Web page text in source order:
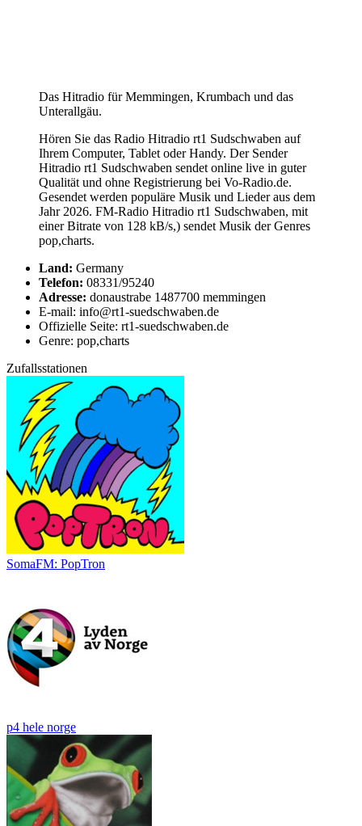
Das Hitradio für Memmingen, Krumbach und das
Unterallgäu.
Hören Sie das Radio Hitradio rt1 Sudschwaben auf
Ihrem Computer, Tablet oder Handy. Der Sender
Hitradio rt1 Sudschwaben sendet online live in guter
Qualität und ohne Registrierung bei Vo-Radio.de.
Gesendet werden populäre Musik und Lieder aus dem
Jahr 2026. FM-Radio Hitradio rt1 Sudschwaben, mit
einer Bitrate von 128 kB/s,) sendet Musik der Genres
pop,charts.
Land: Germany
Telefon: 08331/95240
Adresse: donaustrabe 1487700 memmingen
E-mail: info@rt1-suedschwaben.de
Offizielle Seite: rt1-suedschwaben.de
Genre: pop,charts
Zufallsstationen
SomaFM: PopTron
p4 hele norge